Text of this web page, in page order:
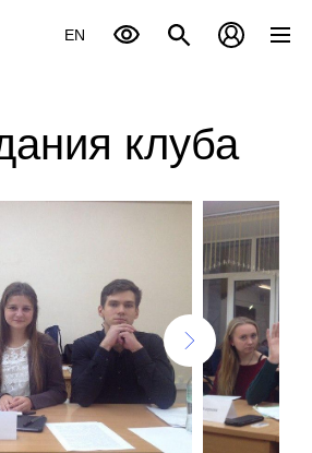
EN
клуба